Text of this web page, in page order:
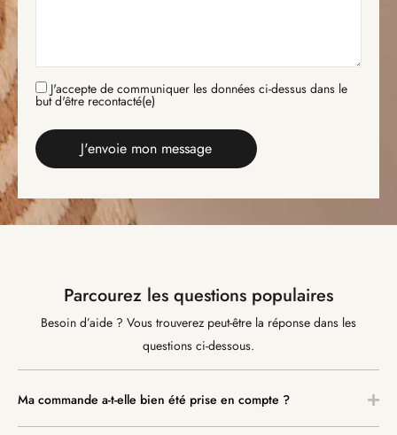
J'accepte de communiquer les données ci-dessus dans le
but d'être recontacté(e)
Parcourez les questions populaires
Besoin d’aide ? Vous trouverez peut-être la réponse dans les
questions ci-dessous.
Ma commande a-t-elle bien été prise en compte ?